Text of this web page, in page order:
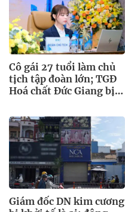
Cô gái 27 tuổi làm chủ
tịch tập đoàn lớn; TGĐ
Hoá chất Đức Giang bị
Giám đốc DN kim cương